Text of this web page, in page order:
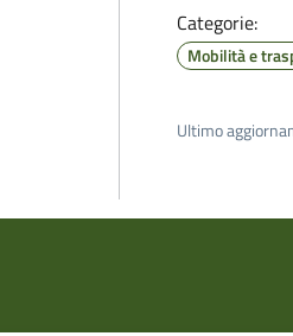
Categorie:
Mobilità e
Ultimo